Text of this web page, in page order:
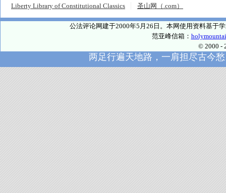
Liberty Library of Constitutional Classics
圣山网（.com）
公法评论网建于2000年5月26日。本网使用资料基于
范亚峰信箱：
© 2000 -
两足行遍天地路，一肩担尽古今